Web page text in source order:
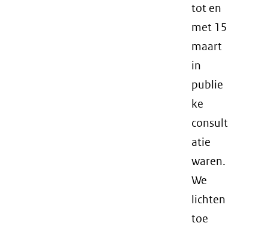
tot en
met 15
maart
in
publie
ke
consult
atie
waren.
We
lichten
toe